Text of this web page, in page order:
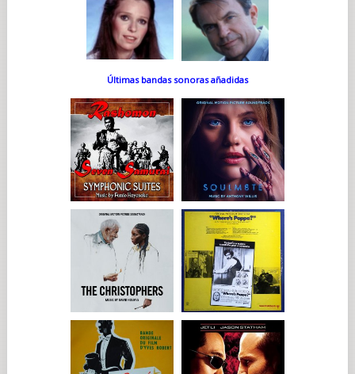
Últimas bandas sonoras añadidas